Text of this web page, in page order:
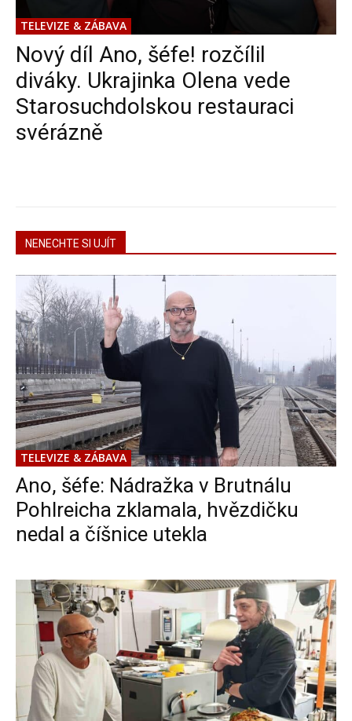
TELEVIZE & ZÁBAVA
Nový díl Ano, šéfe! rozčílil
diváky. Ukrajinka Olena vede
Starosuchdolskou restauraci
svérázně
NENECHTE SI UJÍT
TELEVIZE & ZÁBAVA
Ano, šéfe: Nádražka v Brutnálu
Pohlreicha zklamala, hvězdičku
nedal a číšnice utekla